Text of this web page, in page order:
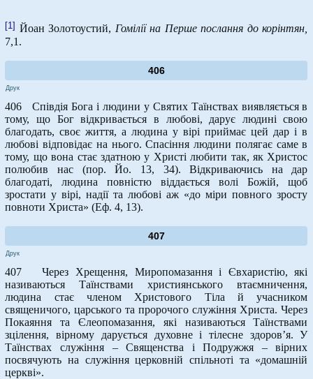
[1] Йоан Золотоустий, Гомілії на Перше послання до корінтян,
7,1.
406
Друк
406 Співдія Бога і людини у Святих Таїнствах виявляється в
тому, що Бог відкривається в любові, дарує людині свою
благодать, своє життя, а людина у вірі приймає цей дар і в
любові відповідає на нього. Спасіння людини полягає саме в
тому, що вона стає здатною у Христі любити так, як Христос
полюбив нас (пор. Йо. 13, 34). Відкриваючись на дар
благодаті, людина повністю віддається волі Божій, щоб
зростати у вірі, надії та любові аж «до міри повного зросту
повноти Христа» (Еф. 4, 13).
407
Друк
407 Через Хрещення, Миропомазання і Євхаристію, які
називаються Таїнствами християнського втаємничення,
людина стає членом Христового Тіла й учасником
священичого, царського та пророчого служіння Христа. Через
Покаяння та Єлеопомазання, які називаються Таїнствами
зцілення, вірному дарується духовне і тілесне здоров’я. У
Таїнствах служіння – Священства і Подружжя – вірних
посвячують на служіння церковній спільноті та «домашній
церкві».